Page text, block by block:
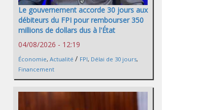
Le gouvernement accorde 30 jours aux
débiteurs du FPI pour rembourser 350
millions de dollars dus à l'État
04/08/2026 - 12:19
Économie, Actualité / FPI, Délai de 30 jours,
Financement